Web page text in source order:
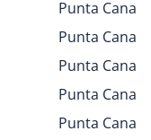
Punta Cana
Punta Cana
Punta Cana
Punta Cana
Punta Cana